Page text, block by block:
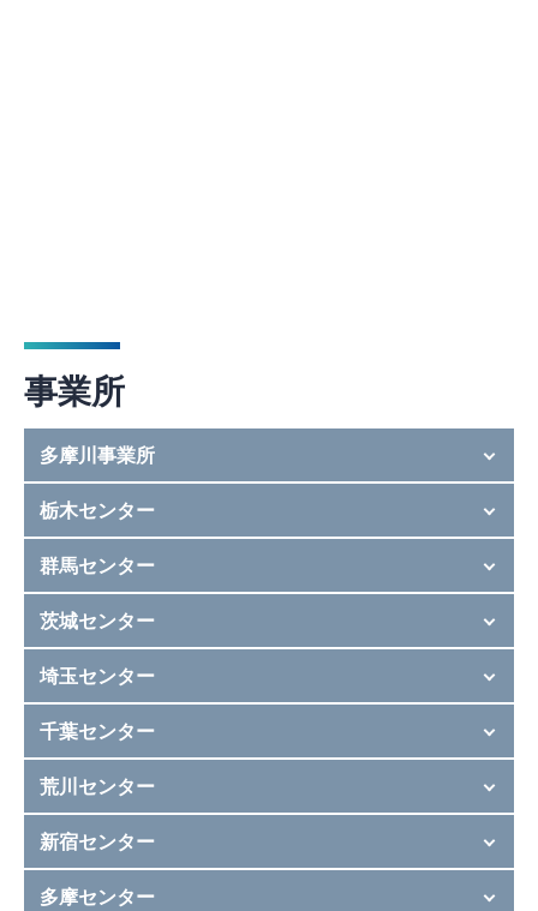
事業所
多摩川事業所
栃木センター
群馬センター
茨城センター
埼玉センター
千葉センター
荒川センター
新宿センター
多摩センター